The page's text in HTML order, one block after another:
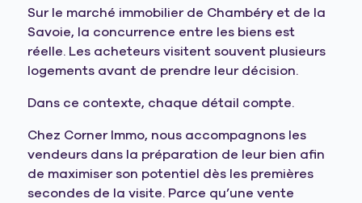
Sur le marché immobilier de Chambéry et de la
Savoie, la concurrence entre les biens est
réelle. Les acheteurs visitent souvent plusieurs
logements avant de prendre leur décision.
Dans ce contexte, chaque détail compte.
Chez Corner Immo, nous accompagnons les
vendeurs dans la préparation de leur bien afin
de maximiser son potentiel dès les premières
secondes de la visite. Parce qu’une vente